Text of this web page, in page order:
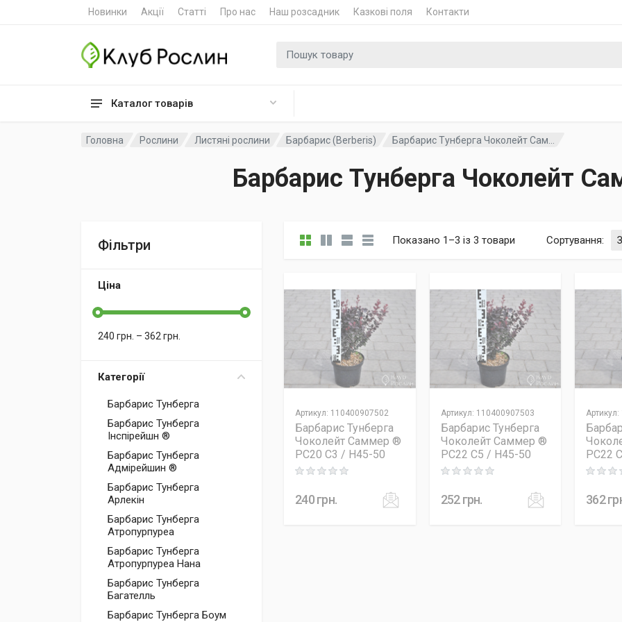
Новинки Акції Статті Про нас Наш розсадник Казкові поля Контакти
Каталог товарів
Пошук для
Головна Рослини Листяні рослини Барбарис (Berberis) Барбарис Тунберга Чоколейт Сам...
Барбарис Тунберга Чоколейт
Фільтри
Ціна
240 грн. – 362 грн.
Категорії
Барбарис Тунберга
Барбарис Тунберга
Інспірейшн ®
Барбарис Тунберга
Адмірейшин ®
Барбарис Тунберга
Арлекін
Барбарис Тунберга
Атропурпуреа
Барбарис Тунберга
Атропурпуреа Нана
Барбарис Тунберга
Багателль
Барбарис Тунберга Боум
Показано 1–3 із 3 товари Сортування:
Артикул: 110400907502
Барбарис Тунберга
Чоколейт Саммер ®
PC20 C3 / H45-50
Rating: 0 out of 5
240грн.
Артикул: 110400907503
Барбарис Тунберга
Чоколейт Саммер ®
PC22 C5 / H45-50
Rating: 0 out of 5
252 грн.
Артикул:
PC22
Rating:
362